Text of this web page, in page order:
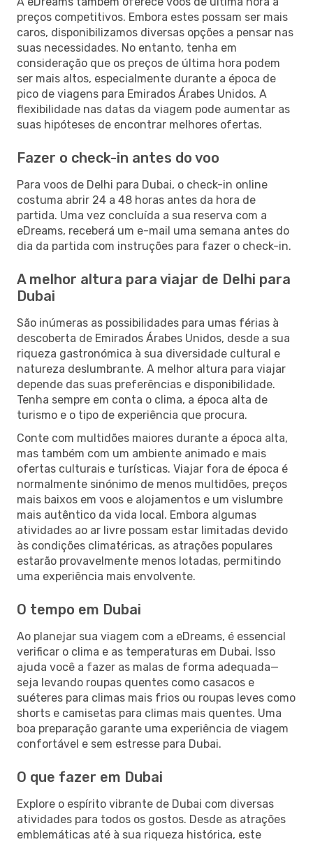
preços competitivos. Embora estes possam ser mais
caros, disponibilizamos diversas opções a pensar nas
suas necessidades. No entanto, tenha em
consideração que os preços de última hora podem
ser mais altos, especialmente durante a época de
pico de viagens para Emirados Árabes Unidos. A
flexibilidade nas datas da viagem pode aumentar as
suas hipóteses de encontrar melhores ofertas.
Fazer o check-in antes do voo
Para voos de Delhi para Dubai, o check-in online
costuma abrir 24 a 48 horas antes da hora de
partida. Uma vez concluída a sua reserva com a
eDreams, receberá um e-mail uma semana antes do
dia da partida com instruções para fazer o check-in.
A melhor altura para viajar de Delhi para
Dubai
São inúmeras as possibilidades para umas férias à
descoberta de Emirados Árabes Unidos, desde a sua
riqueza gastronómica à sua diversidade cultural e
natureza deslumbrante. A melhor altura para viajar
depende das suas preferências e disponibilidade.
Tenha sempre em conta o clima, a época alta de
turismo e o tipo de experiência que procura.
Conte com multidões maiores durante a época alta,
mas também com um ambiente animado e mais
ofertas culturais e turísticas. Viajar fora de época é
normalmente sinónimo de menos multidões, preços
mais baixos em voos e alojamentos e um vislumbre
mais autêntico da vida local. Embora algumas
atividades ao ar livre possam estar limitadas devido
às condições climatéricas, as atrações populares
estarão provavelmente menos lotadas, permitindo
uma experiência mais envolvente.
O tempo em Dubai
Ao planejar sua viagem com a eDreams, é essencial
verificar o clima e as temperaturas em Dubai. Isso
ajuda você a fazer as malas de forma adequada—
seja levando roupas quentes como casacos e
suéteres para climas mais frios ou roupas leves como
shorts e camisetas para climas mais quentes. Uma
boa preparação garante uma experiência de viagem
confortável e sem estresse para Dubai.
O que fazer em Dubai
Explore o espírito vibrante de Dubai com diversas
atividades para todos os gostos. Desde as atrações
emblemáticas até à sua riqueza histórica, este